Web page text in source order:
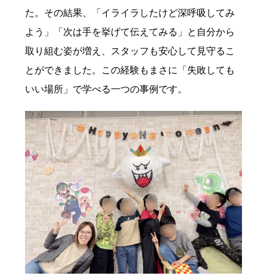
た。その結果、「イライラしたけど深呼吸してみ
よう」「次は手を挙げて伝えてみる」と自分から
取り組む姿が増え、スタッフも安心して見守るこ
とができました。この経験もまさに「失敗しても
いい場所」で学べる一つの事例です。